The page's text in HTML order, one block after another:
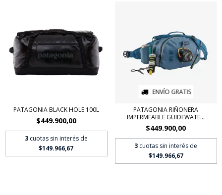
PATAGONIA BLACK HOLE 100L
$449.900,00
3 cuotas sin interés de
$149.966,67
ENVÍO GRATIS
PATAGONIA RIÑONERA
IMPERMEABLE GUIDEWATE...
$449.900,00
3 cuotas sin interés de
$149.966,67